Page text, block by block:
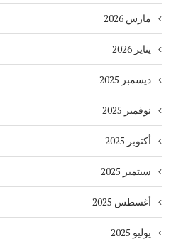
مارس 2026
يناير 2026
ديسمبر 2025
نوفمبر 2025
أكتوبر 2025
سبتمبر 2025
أغسطس 2025
يوليو 2025